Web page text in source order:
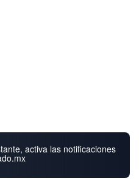
activa las notificaciones